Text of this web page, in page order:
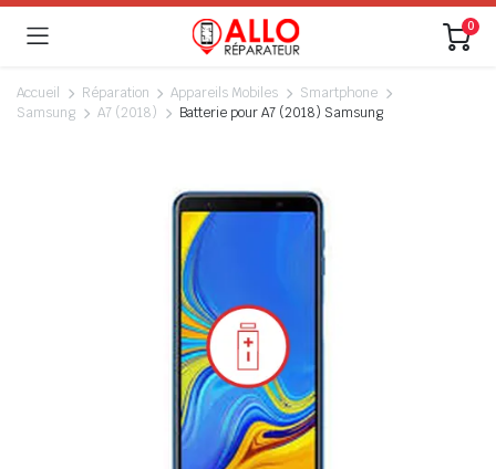
0
Accueil Réparation Appareils Mobiles
Smartphone
Samsung
A7 (2018) Batterie pour A7 (2018) Samsung